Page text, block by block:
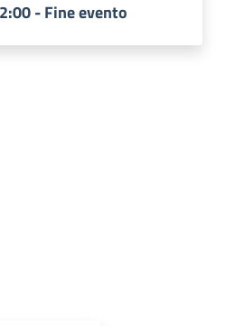
- Fine evento